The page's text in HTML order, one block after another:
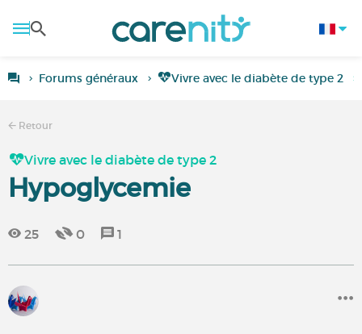
Forums généraux Vivre avec le diabète de type 2
Retour
Vivre avec le diabète de type 2
Hypoglycemie
25 0 1